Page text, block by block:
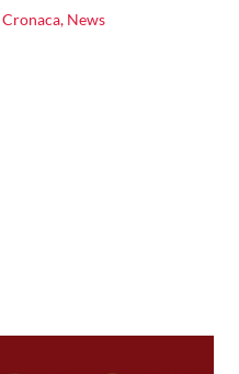
Cronaca, News